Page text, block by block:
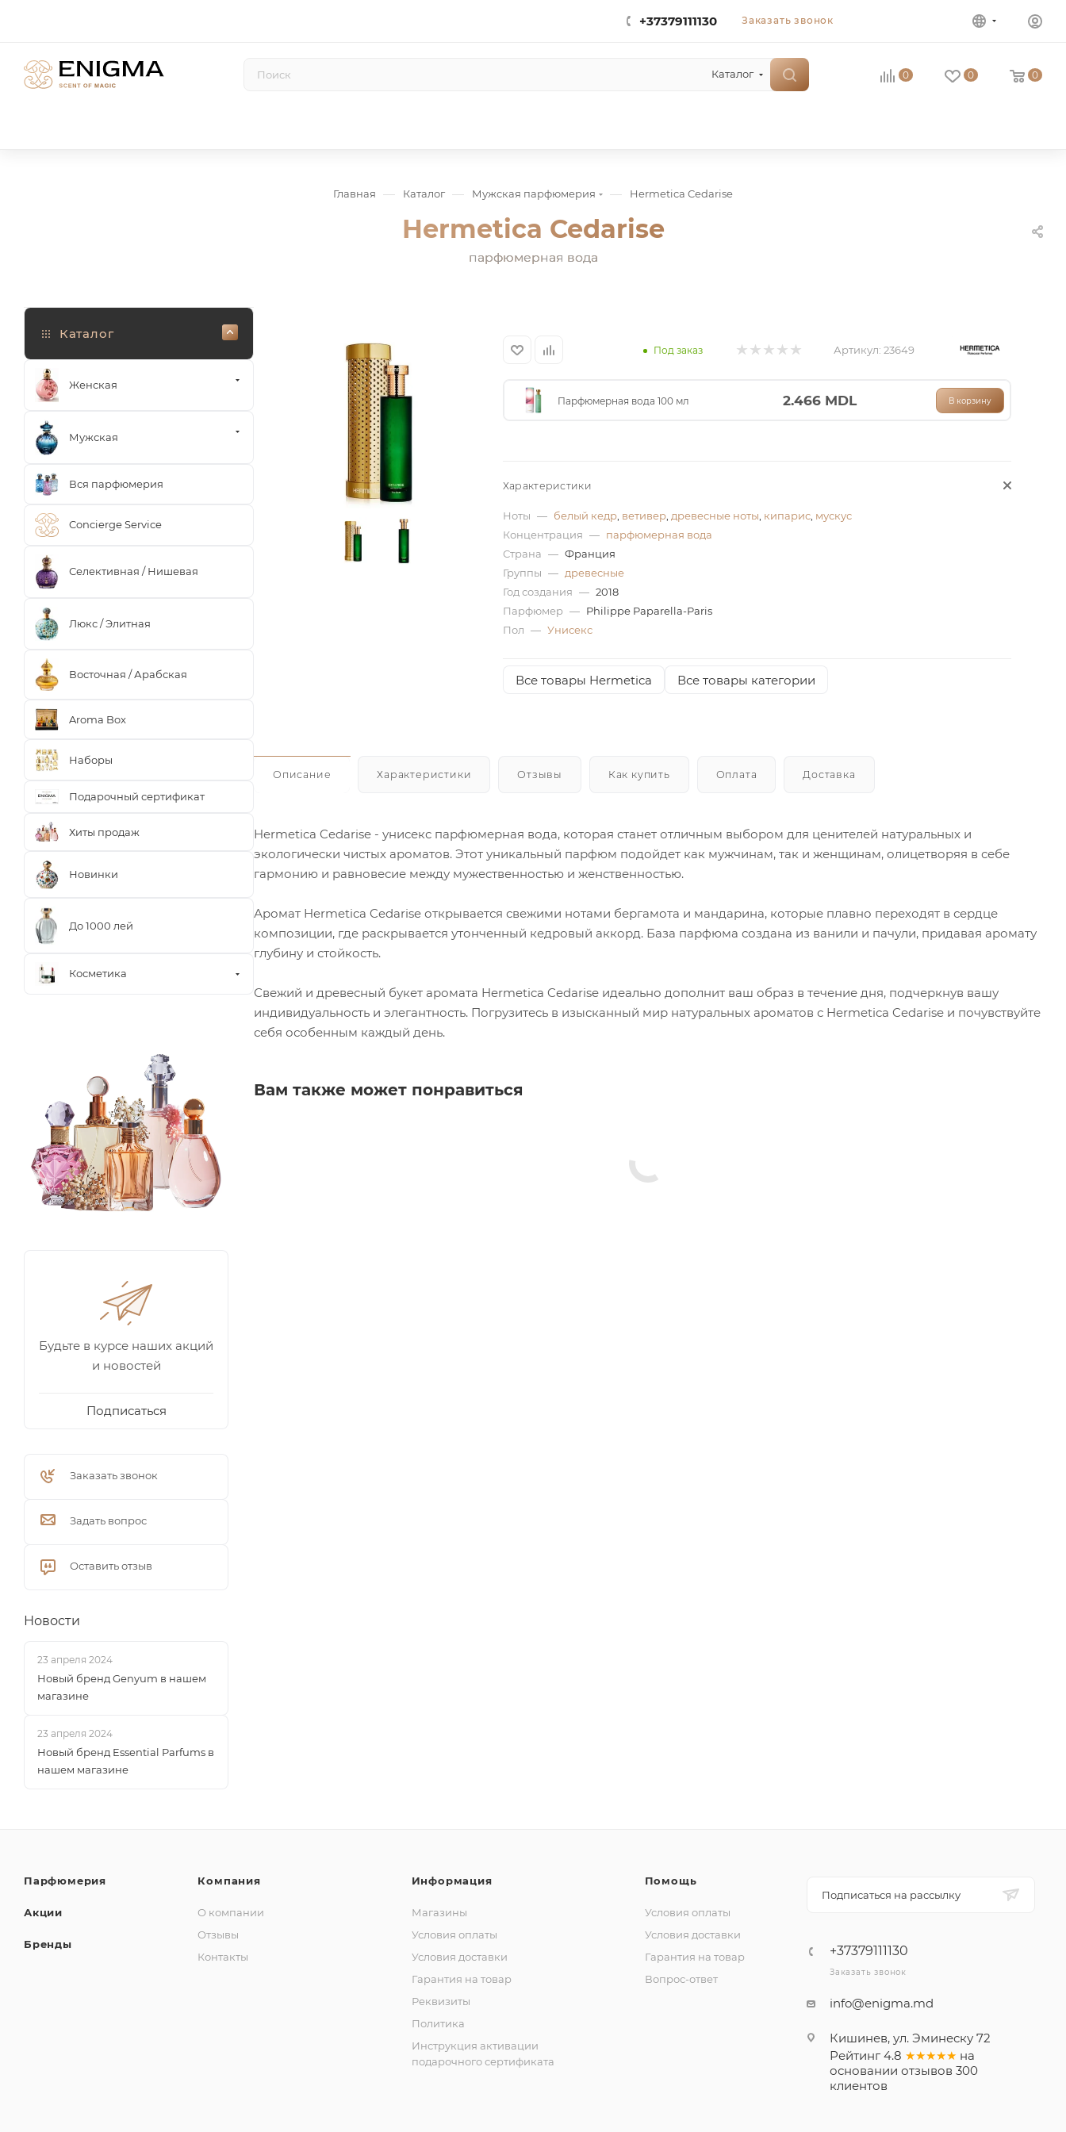
+37379111130 Заказать звонок
Каталог 0 0 0
Главная — Каталог — Мужская парфюмерия — Hermetica Cedarise
Hermetica Cedarise
парфюмерная вода
Под заказ Артикул: 23649
Парфюмерная вода 100 мл 2.466 MDL В корзину
Характеристики
Ноты — белый кедр, ветивер, древесные ноты кипарис, мускус
Концентрация — парфюмерная вода
Страна — Франция
Группы — древесные
Год создания — 2018
Парфюмер — Philippe Paparella-Paris
Пол — Унисекс
Все товары Hermetica Все товары категории
Описание Характеристики Отзывы Как купить Оплата Доставка
Hermetica Cedarise - унисекс парфюмерная вода, которая станет отличным выбором для ценителей натуральных и
экологически чистых ароматов. Этот уникальный парфюм подойдет как мужчинам, так и женщинам, олицетворяя в себе
гармонию и равновесие между мужественностью и женственностью.
Аромат Hermetica Cedarise открывается свежими нотами бергамота и мандарина, которые плавно переходят в сердце
композиции, где раскрывается утонченный кедровый аккорд. База парфюма создана из ванили и пачули, придавая аромату
глубину и стойкость.
Свежий и древесный букет аромата Hermetica Cedarise идеально дополнит ваш образ в течение дня, подчеркнув вашу
индивидуальность и элегантность. Погрузитесь в изысканный мир натуральных ароматов с Hermetica Cedarise и почувствуйте
себя особенным каждый день.
Вам также может понравиться
Каталог
Женская
Мужская
Вся парфюмерия
Concierge Service
Селективная / Нишевая
Люкс / Элитная
Восточная / Арабская
Aroma Box
Наборы
Подарочный сертификат
Хиты продаж
Новинки
До 1000 лей
Косметика
Будьте в курсе наших акций
и новостей
Подписаться
Заказать звонок
Задать вопрос
Оставить отзыв
Новости
23 апреля 2024
Новый бренд Genyum в нашем
магазине
23 апреля 2024
Новый бренд Essential Parfums в
нашем магазине
Парфюмерия
Акции
Бренды
Компания
О компании
Отзывы
Контакты
Информация
Магазины
Условия оплаты
Условия доставки
Гарантия на товар
Реквизиты
Политика
Инструкция активации
подарочного сертификата
Помощь
Условия оплаты
Условия доставки
Гарантия на товар
Вопрос-ответ
Подписаться на рассылку
+37379111130
Заказать звонок
info@enigma.md
Кишинев, ул. Эминеску 72
Рейтинг 4.8 ★★★★★ на
основании отзывов 300
клиентов